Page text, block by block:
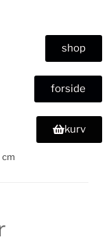
shop
forside
kurv
cm